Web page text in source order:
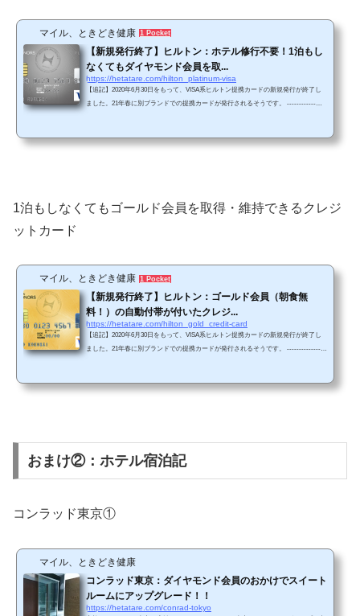
マイル、ときどき健康 1 Pocket
【新規発行終了】ヒルトン：ホテル修行不要！1泊もし
なくてもダイヤモンド会員を取...
https://hetatare.com/hilton_platinum-visa
【追記】2020年6月30日をもって、VISA系ヒルトン提携カードの新規発行が終了し
ました。21年春に別ブランドでの提携カードが発行されるそうです。 ------------ヒ
クティブラウンジの利用特典は魅力的でしょう。 このダイヤモンド会員を取得・維
1泊もしなくてもゴールド会員を取得・維持できるクレジ
ットカード
マイル、ときどき健康 1 Pocket
【新規発行終了】ヒルトン：ゴールド会員（朝食無
料！）の自動付帯が付いたクレジ...
https://hetatare.com/hilton_gold_credit-card
【追記】2020年6月30日をもって、VISA系ヒルトン提携カードの新規発行が終了し
ました。21年春に別ブランドでの提携カードが発行されるそうです。 ---------------
トン、ヒルトン・ホテルズ＆リゾーツ、ダブルツリーbyヒルトン、タペストリー・
おまけ②：ホテル宿泊記
コンラッド東京①
マイル、ときどき健康
コンラッド東京：ダイヤモンド会員のおかけでスイート
ルームにアップグレード！！
https://hetatare.com/conrad-tokyo